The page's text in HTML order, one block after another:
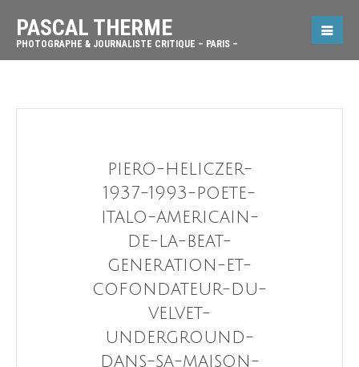
PASCAL THERME
PHOTOGRAPHE & JOURNALISTE CRITIQUE – PARIS –
piero-heliczer-
1937-1993-poete-
italo-americain-
de-la-beat-
generation-et-
cofondateur-du-
velvet-
underground-
dans-sa-maison-